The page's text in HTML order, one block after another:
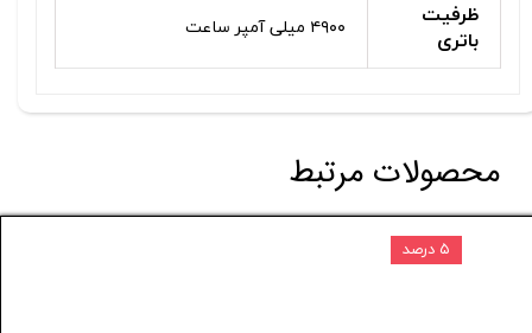
ظرفیت
باتری
۴۹۰۰ میلی آمپر ساعت
محصولات مرتبط
۵ درصد